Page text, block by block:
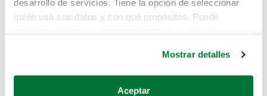
desarrollo de servicios. Tiene la opción de seleccionar
quién usa sus datos y con qué propósitos. Puede
Si lo permite, también quisiéramos:
Mostrar detalles
Aceptar
Pero puedes encontrar el coche que estás
buscando en alguno de estos enlaces:
Coches de segunda mano